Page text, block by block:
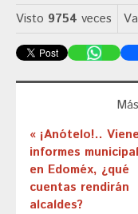
Visto 9754 veces
« ¡Anótelo!..
informes
en Edoméx, ¿qué
cuentas rendirán
alcaldes?